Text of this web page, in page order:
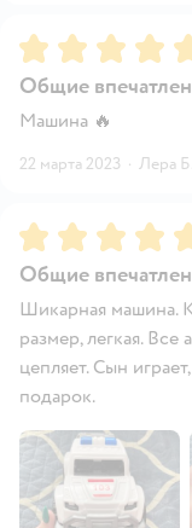
Рейтинг:5
Общие
Машина 🔥
22 марта 2023 · Лера Б.
Рейтинг:5
Общие
Шикарная машина.
размер, легкая. Все
цепляет. Сын
подарок.